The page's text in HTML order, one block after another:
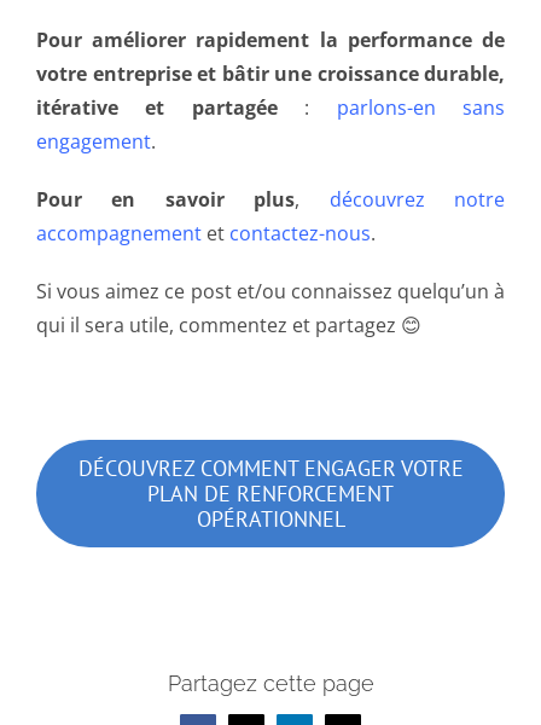
Pour améliorer rapidement la performance de
votre entreprise et bâtir une croissance durable,
itérative et partagée: parlons-en sans
engagement.
Pour en savoir plus, découvrez notre
accompagnement et contactez-nous.
Si vous aimez ce post et/ou connaissez quelqu’un à
qui il sera utile, commentez et partagez 😊
DÉCOUVREZ COMMENT ENGAGER VOTRE
PLAN DE RENFORCEMENT
OPÉRATIONNEL
Partagez cette page